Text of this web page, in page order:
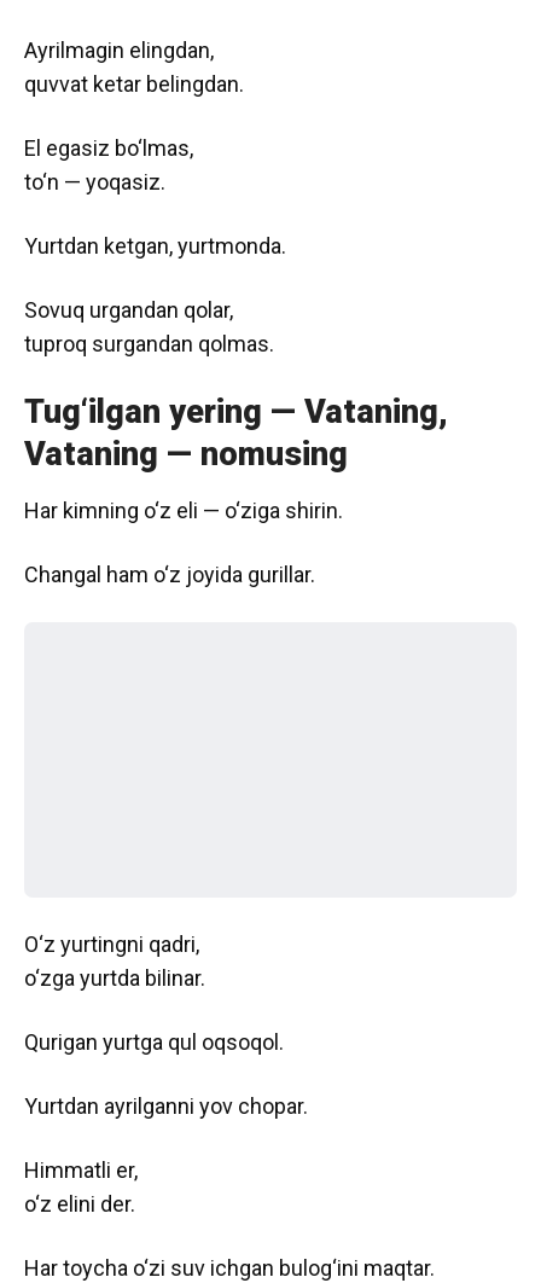
Ayrilmagin elingdan,
quvvat ketar belingdan.
El egasiz bo‘lmas,
to‘n — yoqasiz.
Yurtdan ketgan, yurtmonda.
Sovuq urgandan qolar,
tuproq surgandan qolmas.
Tug‘ilgan yering — Vataning,
Vataning — nomusing
Har kimning o‘z eli — o‘ziga shirin.
Changal ham o‘z joyida gurillar.
O‘z yurtingni qadri,
o‘zga yurtda bilinar.
Qurigan yurtga qul oqsoqol.
Yurtdan ayrilganni yov chopar.
Himmatli er,
o‘z elini der.
Har toycha o‘zi suv ichgan bulog‘ini maqtar.